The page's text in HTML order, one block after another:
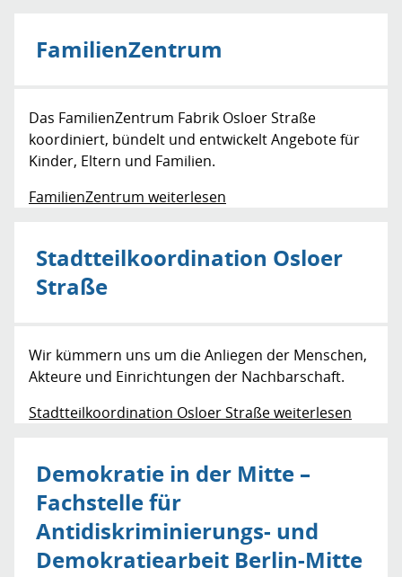
FamilienZentrum
Das FamilienZentrum Fabrik Osloer Straße
koordiniert, bündelt und entwickelt Angebote für
Kinder, Eltern und Familien.
FamilienZentrum weiterlesen
Stadtteilkoordination Osloer
Straße
Wir kümmern uns um die Anliegen der Menschen,
Akteure und Einrichtungen der Nachbarschaft.
Stadtteilkoordination Osloer Straße weiterlesen
Demokratie in der Mitte –
Fachstelle für
Antidiskriminierungs- und
Demokratiearbeit Berlin-Mitte